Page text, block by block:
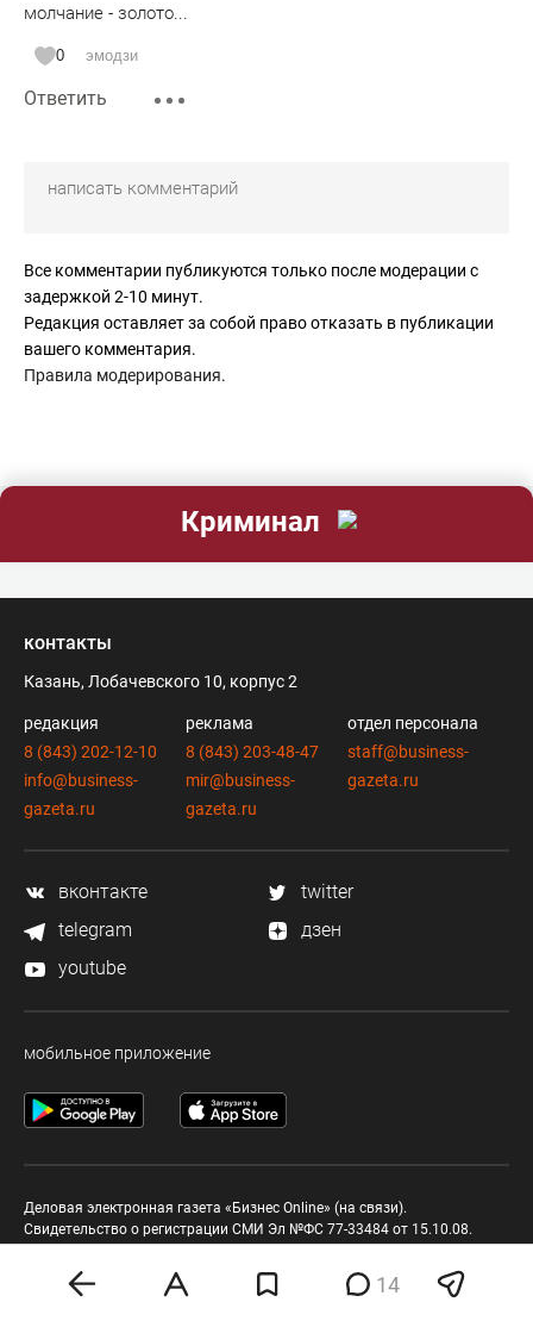
молчание - золото...
0 эмодзи
Ответить
Все комментарии публикуются только после модерации с
задержкой 2-10 минут.
Редакция оставляет за собой право отказать в публикации
вашего комментария.
Правила модерирования.
14
Криминал
контакты
Казань, Лобачевского 10, корпус 2
редакция
8 (843) 202-12-10
info@business-
gazeta.ru
реклама
8 (843) 203-48-47
mir@business-
gazeta.ru
отдел персонала
staff@business-
gazeta.ru
вконтакте
twitter
telegram
дзен
youtube
мобильное приложение
Деловая электронная газета «Бизнес Online» (на связи).
Свидетельство о регистрации СМИ Эл №ФС 77-33484 от 15.10.08.
коммуникаций.
Учредитель ООО «Бизнес Медия Холдинг»